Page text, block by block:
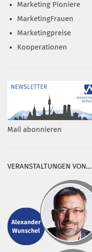
Marketing Pioniere
MarketingFrauen
Marketingpreise
Kooperationen
Mail abonnieren
VERANSTALTUNGEN VON…